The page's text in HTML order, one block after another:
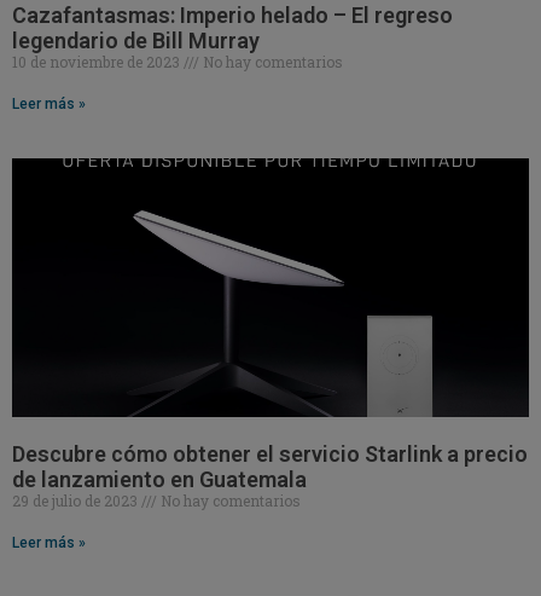
Cazafantasmas: Imperio helado – El regreso
legendario de Bill Murray
10 de noviembre de 2023 No hay comentarios
Leer más »
Descubre cómo obtener el servicio Starlink a precio
de lanzamiento en Guatemala
29 de julio de 2023 No hay comentarios
Leer más »